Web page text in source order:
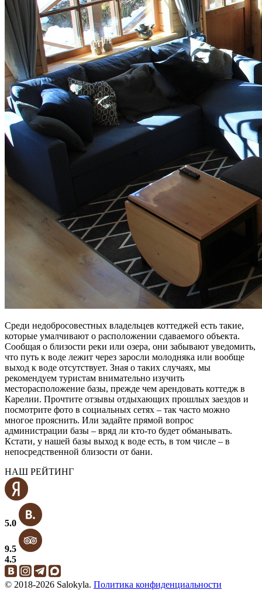
Среди недобросовестных владельцев коттеджей есть такие,
которые умалчивают о расположении сдаваемого объекта.
Сообщая о близости реки или озера, они забывают уведомить,
что путь к воде лежит через заросли молодняка или вообще
выход к воде отсутствует. Зная о таких случаях, мы
рекомендуем туристам внимательно изучить
месторасположение базы, прежде чем арендовать коттедж в
Карелии. Прочтите отзывы отдыхающих прошлых заездов и
посмотрите фото в социальных сетях – так часто можно
многое прояснить. Или задайте прямой вопрос
администрации базы – вряд ли кто-то будет обманывать.
Кстати, у нашей базы выход к воде есть, в том числе – в
непосредственной близости от бани.
НАШ РЕЙТИНГ
5.0
9.5
4.5
© 2018-2026 Salokyla. Политика конфиденциальности